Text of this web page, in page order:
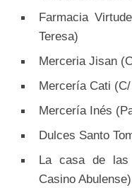
Farmacia
Teresa)
Merceria Jisan
Mercería Cati
Mercería Inés
Dulces Santo
La casa de las
Casino Abulense)